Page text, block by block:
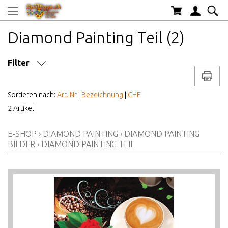
Diamond Painting Teil (2)
Filter
AB WELCHEM ALTER
ALTER AB
AKTIONEN/NEUHEITEN/HIGHLIGHTS
LAGERBESTAND
Sortieren nach: Art. Nr Bezeichnung
CHF
2 Artikel
E-SHOP › DIAMOND PAINTING › DIAMOND PAINTING
BILDER › DIAMOND PAINTING TEIL